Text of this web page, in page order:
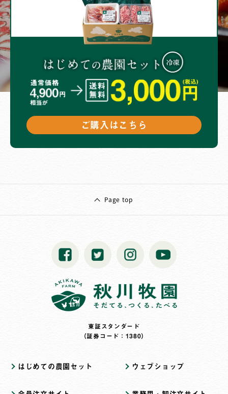
ご購入はこちら
Page top
東証スタンダード
（証券コード：1380）
はじめての農園セット ウェブショップ